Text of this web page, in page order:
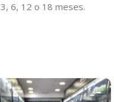
6, 12 o 18 meses.